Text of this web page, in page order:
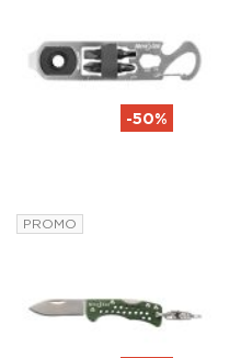
-50%
PROMO